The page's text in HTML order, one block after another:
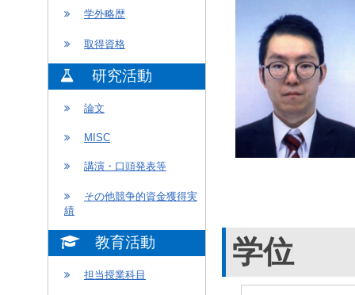
学外略歴
取得資格
研究活動
論文
MISC
講演・口頭発表等
その他競争的資金獲得実
績
教育活動
担当授業科目
学位